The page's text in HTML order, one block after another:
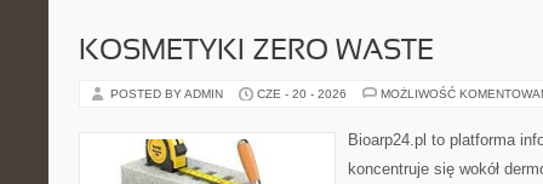
KOSMETYKI ZERO WASTE
POSTED BY ADMIN CZE - 20 - 2026 MOŻLIWOŚĆ
Bioarp24.pl to platforma
koncentruje się wokół